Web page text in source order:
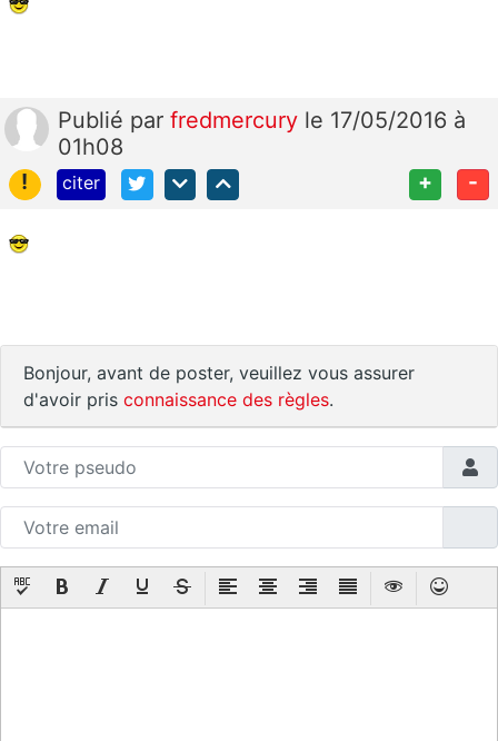
Publié par fredmercury le 17/05/2016 à
01h08
!
citer + -
Bonjour, avant de poster, veuillez vous assurer
d'avoir pris connaissance des règles.